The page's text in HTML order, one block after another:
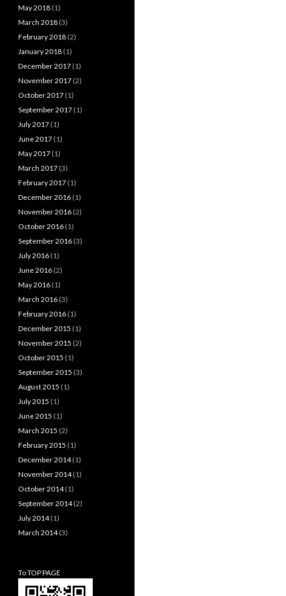
May 2018 (1)
March 2018 (3)
February 2018 (2)
January 2018 (1)
December 2017 (1)
November 2017 (2)
October 2017 (1)
September 2017 (1)
July 2017 (1)
June 2017 (1)
May 2017 (1)
March 2017 (3)
February 2017 (1)
December 2016 (1)
November 2016 (2)
October 2016 (1)
September 2016 (3)
July 2016 (1)
June 2016 (2)
May 2016 (1)
March 2016 (3)
February 2016 (1)
December 2015 (1)
November 2015 (2)
October 2015 (1)
September 2015 (3)
August 2015 (1)
July 2015 (1)
June 2015 (1)
March 2015 (2)
February 2015 (1)
December 2014(1)
November 2014(1)
October 2014(1)
September 2014(2)
July 2014(1)
March 2014(3)
To TOP PAGE